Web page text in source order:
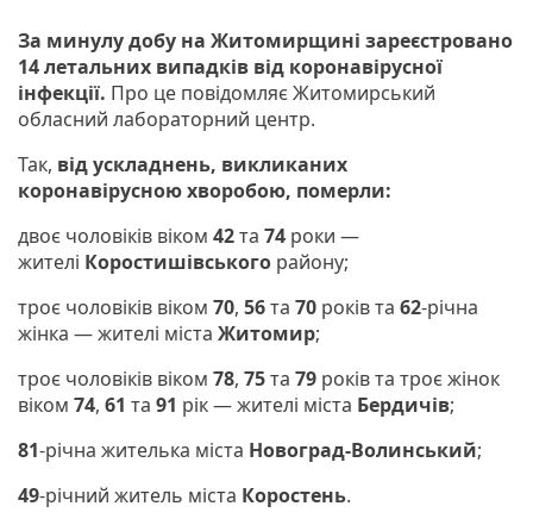
За минулу добу на Житомирщині зареєстровано
14 летальних випадків від коронавірусної
інфекції. Про це повідомляє Житомирський
обласний лабораторний центр.
Так, від ускладнень, викликаних
коронавірусною хворобою, померли:
двоє чоловіків віком 42та 74 роки —
жителі Коростишівського району;
троє чоловіків віком 70, 56та 70 років та 62-річна
жінка — жителі міста Житомир;
троє чоловіків віком 78, 75та 79 років та троє жінок
віком 74, 61 та 91 рік — жителі міста Бердичів;
81-річна жителька міста Новоград-Волинський;
49-річний житель міста Коростень.